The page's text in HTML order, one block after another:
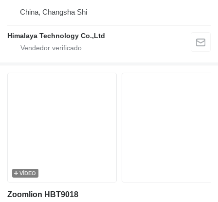
China, Changsha Shi
Himalaya Technology Co.,Ltd
VÍDEO
Zoomlion HBT9018